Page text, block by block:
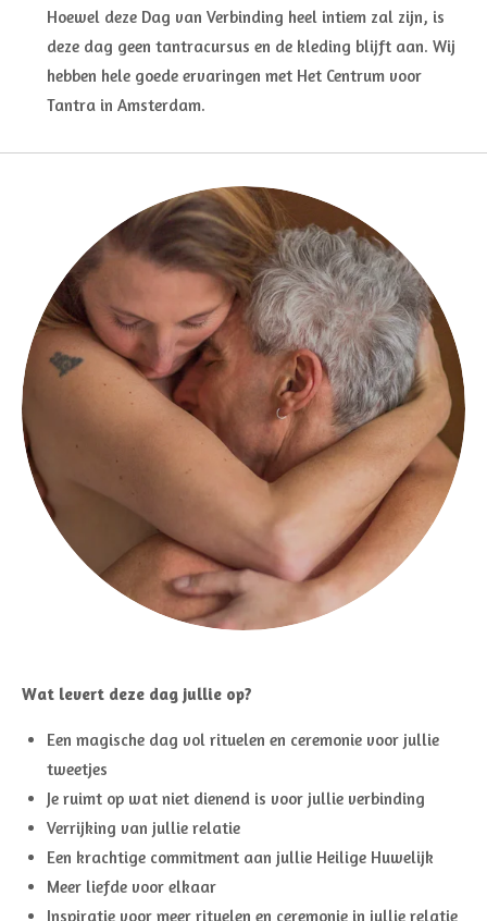
Hoewel deze Dag van Verbinding heel intiem zal zijn, is
deze dag geen tantracursus en de kleding blijft aan. Wij
hebben hele goede ervaringen met Het Centrum voor
Tantra in Amsterdam.
Wat levert deze dag jullie op?
Een magische dag vol rituelen en ceremonie voor jullie
tweetjes
Je ruimt op wat niet dienend is voor jullie verbinding
Verrijking van jullie relatie
Een krachtige commitment aan jullie Heilige Huwelijk
Meer liefde voor elkaar
Inspiratie voor meer rituelen en ceremonie in jullie relatie